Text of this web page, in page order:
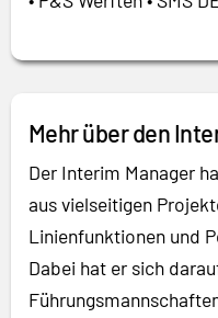
Mehr über den
Der Interim Manager
aus vielseitigen
Linienfunktionen und
Dabei hat er sich